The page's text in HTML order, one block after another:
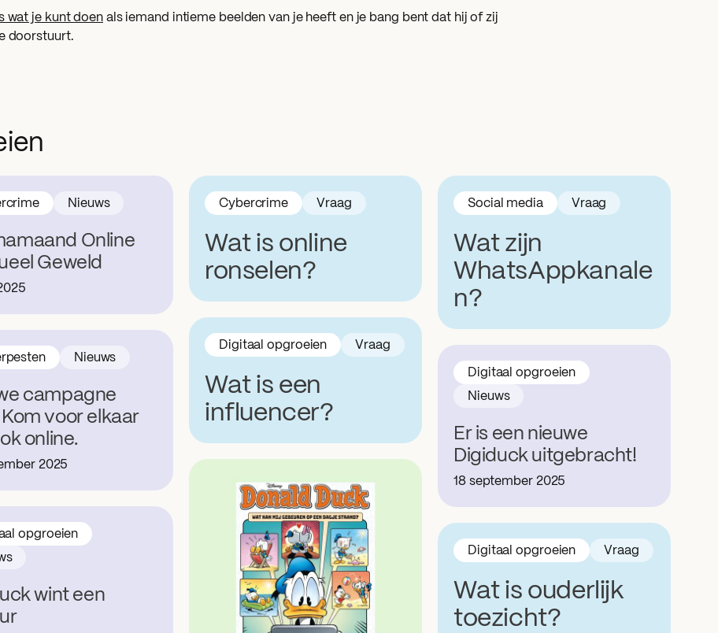
wat je kunt doenals iemand intieme beelden van je heeft en je bang bent dat hij of zij
doorstuurt.
Online
Geweld
Nieuws
Wat is online
ronselen?
Cybercrime Vraag
Wat zijn
WhatsAppkanale
n?
Social media Vraag
Wat is een
influencer?
Digitaal opgroeien Vraag
campagne
Kom voor elkaar
online.
Nieuws
2025
Er is een nieuwe
Digiduck uitgebracht!
Digitaal opgroeien
Nieuws
18 september 2025
wint een
opgroeien
Wat is ouderlijk
toezicht?
Digitaal opgroeien Vraag